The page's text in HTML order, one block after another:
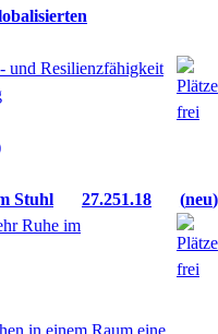
und Resilienzfähigkeit
Stuhl 27.251.18
neu
Ruhe im